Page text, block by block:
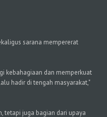
sarana mempererat
kebahagiaan dan memperkuat
hadir di tengah masyarakat,"
tetapi juga bagian dari upaya